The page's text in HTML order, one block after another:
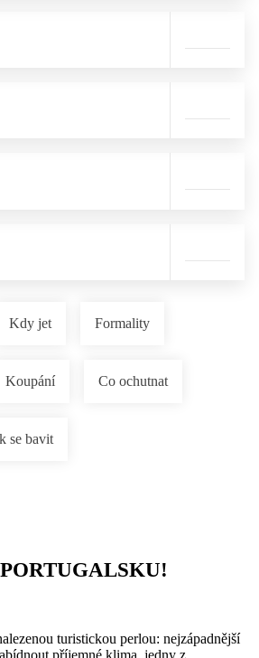
Kdy jet Formality
Koupání Co ochutnat
se bavit
turistickou perlou: nejzápadnější
příjemné klima, jedny z